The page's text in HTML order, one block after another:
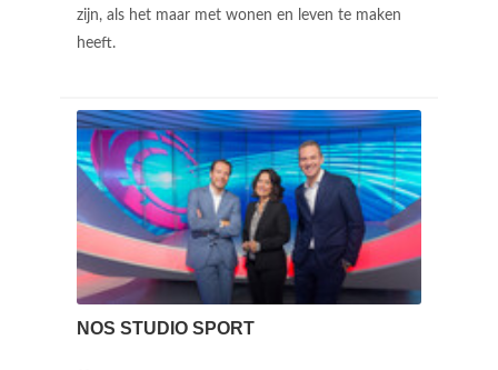
zijn, als het maar met wonen en leven te maken
heeft.
NOS STUDIO SPORT